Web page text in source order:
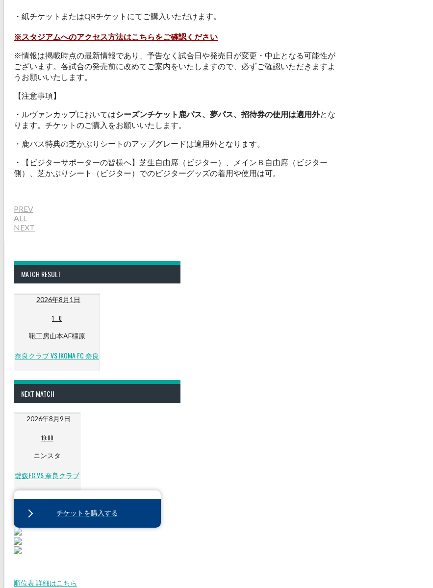
・紙チケットまたはQRチケットにてご購入いただけます。
※スタジアムへのアクセス方法はこちらをご確認ください
※情報は掲載時点の最新情報であり、予告なく試合日や発売日が変更・中止となる可能性が
ございます。各試合の発売前に改めてご案内をいたしますので、必ずご確認いただきますよ
うお願いいたします。
【注意事項】
・ルヴァンカップにおいてはシーズンチケット鹿パス、夢パス、招待券の使用は適用外とな
ります。チケットのご購入をお願いいたします。
・鹿パス特典の芝かぶりシートのアップグレードは適用外となります。
・【ビジターサポーターの皆様へ】芝生自由席（ビジター）、メインＢ自由席（ビジター
側）、芝かぶりシート（ビジター）でのビジターグッズの着用や使用は可。
PREV
ALL
NEXT
MATCH RESULT
2026年8月1日
1 - 0
鞄工房山本AF橿原
奈良クラブ VS IKOMA FC 奈良
NEXT MATCH
2026年8月9日
19:00
ニンスタ
愛媛FC VS 奈良クラブ
チケットを購入する
順位表 詳細はこちら